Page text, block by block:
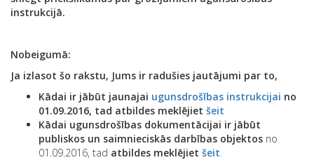
instrukcijā.
Nobeigumā:
Ja izlasot šo rakstu, Jums ir radušies jautājumi par to,
Kādai ir jābūt jaunajai ugunsdrošības instrukcijai no
01.09.2016, tad atbildes meklējiet šeit
Kādai ugunsdrošības dokumentācijai ir jābūt
publiskos un saimnieciskās darbības objektos no
01.09.2016, tad atbildes meklējiet šeit